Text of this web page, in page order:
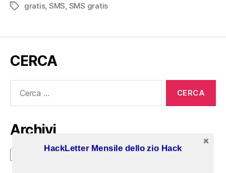
Tag gratis, SMS SMS gratis
CERCA
Archivi
HackLetter Mensile dello zio Hack